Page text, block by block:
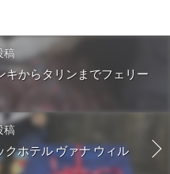
稿
からタリンまでフェリー
稿
ホテル ヴァナ ウィル